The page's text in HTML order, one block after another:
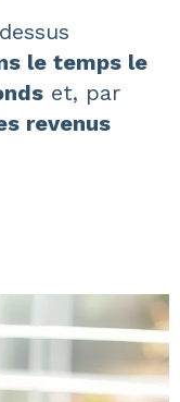
le temps le
et, par
revenus